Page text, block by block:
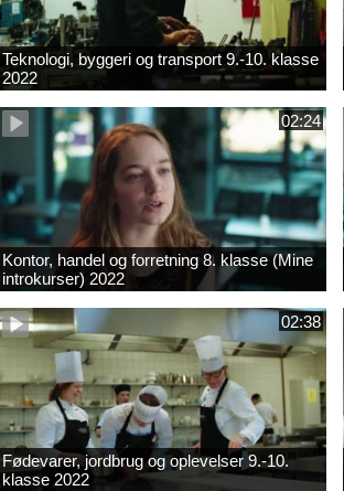
Teknologi, byggeri og transport 9.-10. klasse
2022
02:24
Kontor, handel og forretning 8. klasse (Mine
introkurser) 2022
02:38
Fødevarer, jordbrug og oplevelser 9.-10.
klasse 2022